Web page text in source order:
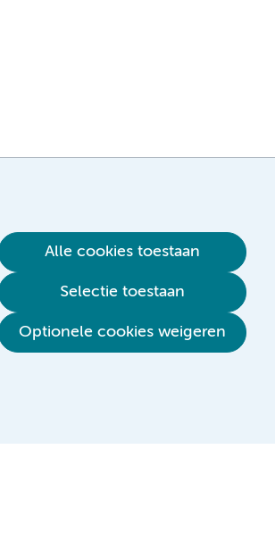
Alle cookies toestaan
Selectie toestaan
Optionele cookies weigeren
Verwijzen & diagnostiek